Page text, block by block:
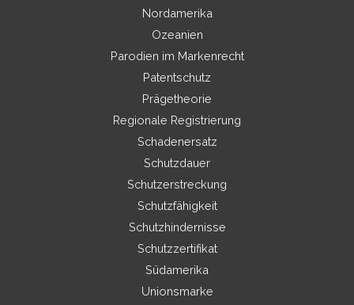
Nordamerika
Ozeanien
Parodien im Markenrecht
Patentschutz
Prägetheorie
Regionale Registrierung
Schadenersatz
Schutzdauer
Schutzerstreckung
Schutzfähigkeit
Schutzhindernisse
Schutzzertifikat
Südamerika
Unionsmarke